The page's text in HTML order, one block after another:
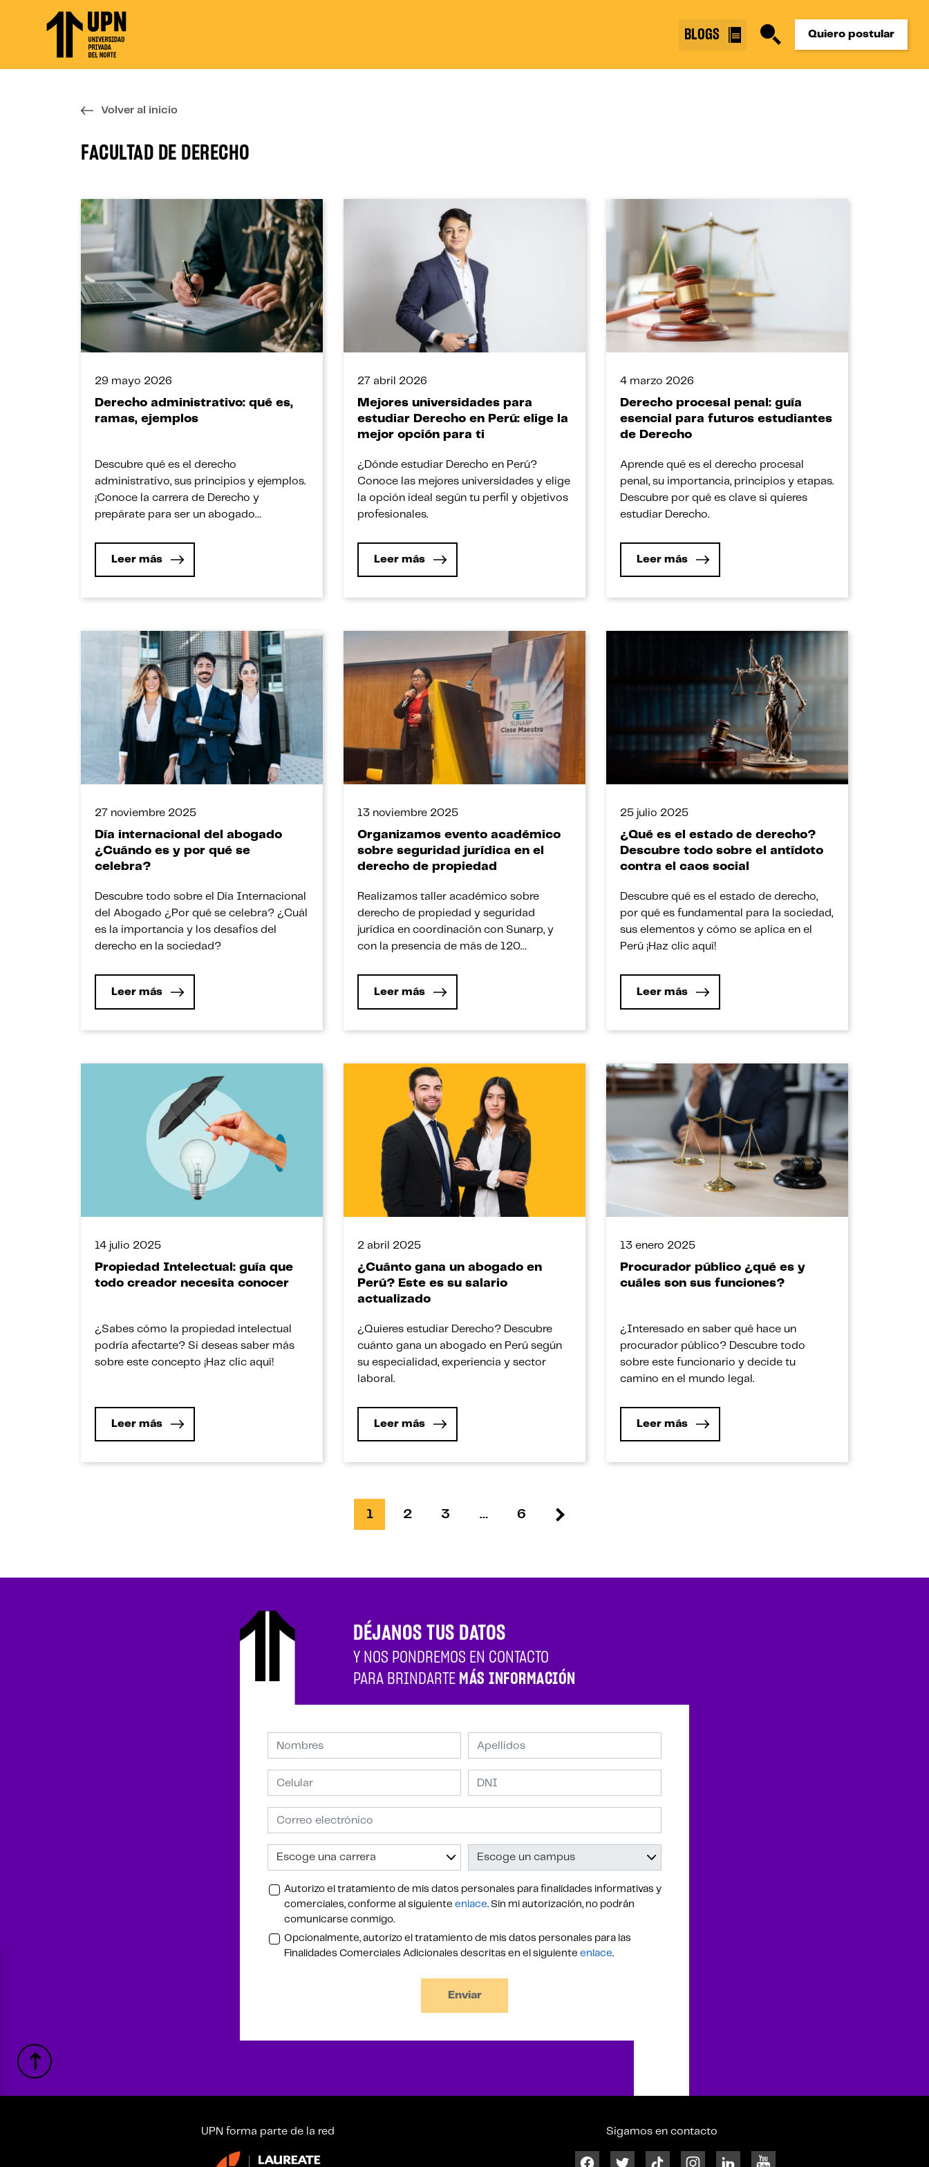
BLOGS Quiero postular
Volver al inicio
FACULTAD DE DERECHO
29 mayo 2026
Derecho administrativo: qué es,
ramas, ejemplos
Descubre qué es el derecho
administrativo, sus principios y ejemplos.
¡Conoce la carrera de Derecho y
prepárate para ser un abogado
Leer más
27 abril 2026
Mejores universidades para
estudiar Derecho en Perú: elige la
mejor opción para ti
¿Dónde estudiar Derecho en Perú?
Conoce las mejores universidades y elige
la opción ideal según tu perfil y objetivos
profesionales.
Leer más
4 marzo 2026
Derecho procesal penal: guía
esencial para futuros estudiantes
de Derecho
Aprende qué es el derecho procesal
penal, su importancia, principios y etapas.
Descubre por qué es clave si quieres
estudiar Derecho.
Leer más
27 noviembre 2025
Día internacional del abogado
¿Cuándo es y por qué se
celebra?
Descubre todo sobre el Día Internacional
del Abogado ¿Por qué se celebra? ¿Cuál
es la importancia y los desafíos del
derecho en la sociedad?
Leer más
13 noviembre 2025
Organizamos evento académico
sobre seguridad jurídica en el
derecho de propiedad
Realizamos taller académico sobre
derecho de propiedad y seguridad
jurídica en coordinación con Sunarp, y
con la presencia de más de 120
Leer más
25 julio 2025
¿Qué es el estado de derecho?
Descubre todo sobre el antídoto
contra el caos social
Descubre qué es el estado de derecho,
por qué es fundamental para la sociedad,
sus elementos y cómo se aplica en el
Perú ¡Haz clic aquí!
Leer más
14 julio 2025
Propiedad Intelectual: guía que
todo creador necesita conocer
¿Sabes cómo la propiedad intelectual
podría afectarte? Si deseas saber más
sobre este concepto ¡Haz clic aquí!
Leer más
2 abril 2025
¿Cuánto gana un abogado en
Perú? Este es su salario
actualizado
¿Quieres estudiar Derecho? Descubre
cuánto gana un abogado en Perú según
su especialidad, experiencia y sector
laboral.
Leer más
13 enero 2025
Procurador público ¿qué es y
cuáles son sus funciones?
¿Interesado en saber qué hace un
procurador público? Descubre todo
sobre este funcionario y decide tu
camino en el mundo legal.
Leer más
1 2 3 … 6
DÉJANOS TUS DATOS
Y NOS PONDREMOS EN CONTACTO
PARA BRINDARTE MÁS INFORMACIÓN
Autorizo el tratamiento de mis datos personales para finalidades informativas y
comerciales, conforme al siguiente enlace. Sin mi autorización, no podrán
comunicarse conmigo.
Opcionalmente, autorizo el tratamiento de mis datos personales para las
Finalidades Comerciales Adicionales descritas en el siguiente enlace.
Enviar
UPN forma parte de la red Sigamos en contacto